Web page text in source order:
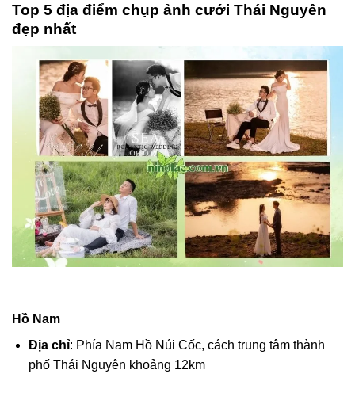
Top 5 địa điểm chụp ảnh cưới Thái Nguyên
đẹp nhất
Hồ Nam
Địa chỉ: Phía Nam Hồ Núi Cốc, cách trung tâm thành
phố Thái Nguyên khoảng 12km